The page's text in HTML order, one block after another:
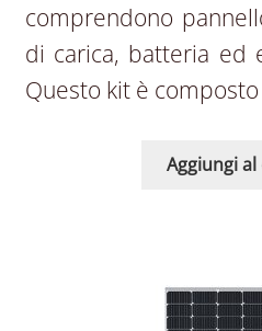
comprendono
di carica, batteria ed
Questo kit è
Aggiungi